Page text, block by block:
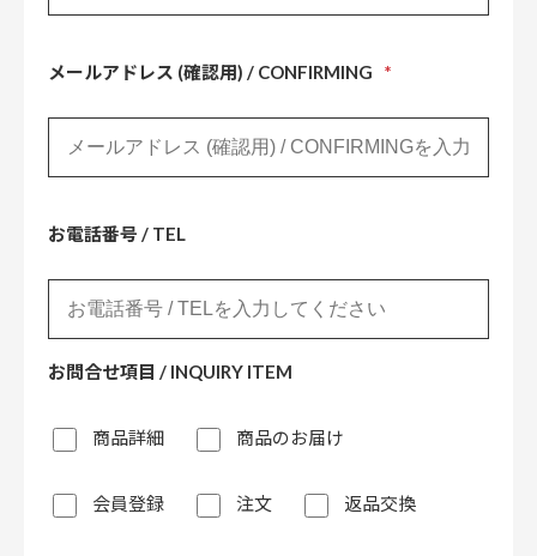
メールアドレス (確認用) / CONFIRMING *
お電話番号 / TEL
お問合せ項目 / INQUIRY ITEM
商品詳細 商品のお届け
会員登録 注文 返品交換